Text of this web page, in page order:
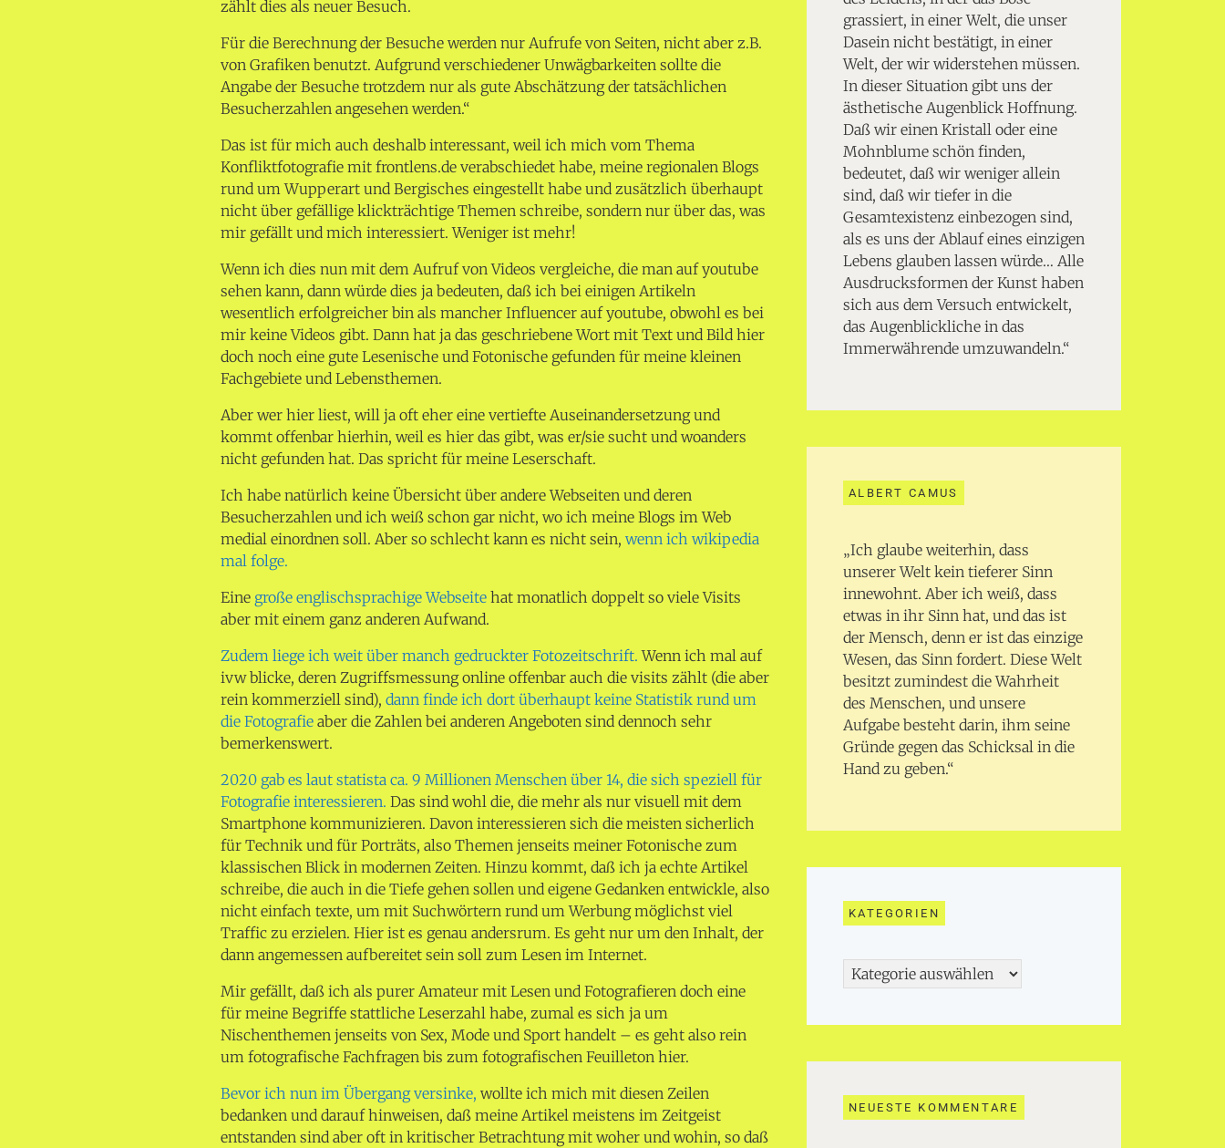
zählt dies als neuer Besuch.
Für die Berechnung der Besuche werden nur Aufrufe von Seiten, nicht aber z.B.
von Grafiken benutzt. Aufgrund verschiedener Unwägbarkeiten sollte die
Angabe der Besuche trotzdem nur als gute Abschätzung der tatsächlichen
Besucherzahlen angesehen werden.“
Das ist für mich auch deshalb interessant, weil ich mich vom Thema
Konfliktfotografie mit frontlens.de verabschiedet habe, meine regionalen Blogs
rund um Wupperart und Bergisches eingestellt habe und zusätzlich überhaupt
nicht über gefällige klickträchtige Themen schreibe, sondern nur über das, was
mir gefällt und mich interessiert. Weniger ist mehr!
Wenn ich dies nun mit dem Aufruf von Videos vergleiche, die man auf youtube
sehen kann, dann würde dies ja bedeuten, daß ich bei einigen Artikeln
wesentlich erfolgreicher bin als mancher Influencer auf youtube, obwohl es bei
mir keine Videos gibt. Dann hat ja das geschriebene Wort mit Text und Bild hier
doch noch eine gute Lesenische und Fotonische gefunden für meine kleinen
Fachgebiete und Lebensthemen.
Aber wer hier liest, will ja oft eher eine vertiefte Auseinandersetzung und
kommt offenbar hierhin, weil es hier das gibt, was er/sie sucht und woanders
nicht gefunden hat. Das spricht für meine Leserschaft.
Ich habe natürlich keine Übersicht über andere Webseiten und deren
Besucherzahlen und ich weiß schon gar nicht, wo ich meine Blogs im Web
medial einordnen soll. Aber so schlecht kann es nicht sein,wenn ich wikipedia
mal folge.
Eine große englischsprachige Webseite hat monatlich doppelt so viele Visits
aber mit einem ganz anderen Aufwand.
Zudem liege ich weit über manch gedruckter Fotozeitschrift. Wenn ich mal auf
ivw blicke, deren Zugriffsmessung online offenbar auch die visits zählt (die aber
rein kommerziell sind),dann finde ich dort überhaupt keine Statistik rund um
die Fotografie aber die Zahlen bei anderen Angeboten sind dennoch sehr
bemerkenswert.
2020 gab es laut statista ca. 9 Millionen Menschen über 14, die sich speziell für
Fotografie interessieren. Das sind wohl die, die mehr als nur visuell mit dem
Smartphone kommunizieren. Davon interessieren sich die meisten sicherlich
für Technik und für Porträts, also Themen jenseits meiner Fotonische zum
klassischen Blick in modernen Zeiten. Hinzu kommt, daß ich ja echte Artikel
schreibe, die auch in die Tiefe gehen sollen und eigene Gedanken entwickle, also
nicht einfach texte, um mit Suchwörtern rund um Werbung möglichst viel
Traffic zu erzielen. Hier ist es genau andersrum. Es geht nur um den Inhalt, der
dann angemessen aufbereitet sein soll zum Lesen im Internet.
Mir gefällt, daß ich als purer Amateur mit Lesen und Fotografieren doch eine
für meine Begriffe stattliche Leserzahl habe, zumal es sich ja um
Nischenthemen jenseits von Sex, Mode und Sport handelt – es geht also rein
um fotografische Fachfragen bis zum fotografischen Feuilleton hier.
Bevor ich nun im Übergang versinke, wollte ich mich mit diesen Zeilen
bedanken und darauf hinweisen, daß meine Artikel meistens im Zeitgeist
entstanden sind aber oft in kritischer Betrachtung mit woher und wohin, so daß
grassiert, in einer Welt, die unser
Dasein nicht bestätigt, in einer
Welt, der wir widerstehen müssen.
In dieser Situation gibt uns der
ästhetische Augenblick Hoffnung.
Daß wir einen Kristall oder eine
Mohnblume schön finden,
bedeutet, daß wir weniger allein
sind, daß wir tiefer in die
Gesamtexistenz einbezogen sind,
als es uns der Ablauf eines einzigen
Lebens glauben lassen würde… Alle
Ausdrucksformen der Kunst haben
sich aus dem Versuch entwickelt,
das Augenblickliche in das
Immerwährende umzuwandeln.“
ALBERT CAMUS
„Ich glaube weiterhin, dass
unserer Welt kein tieferer Sinn
innewohnt. Aber ich weiß, dass
etwas in ihr Sinn hat, und das ist
der Mensch, denn er ist das einzige
Wesen, das Sinn fordert. Diese Welt
besitzt zumindest die Wahrheit
des Menschen, und unsere
Aufgabe besteht darin, ihm seine
Gründe gegen das Schicksal in die
Hand zu geben.“
KATEGORIEN
Kategorien
NEUESTE KOMMENTARE